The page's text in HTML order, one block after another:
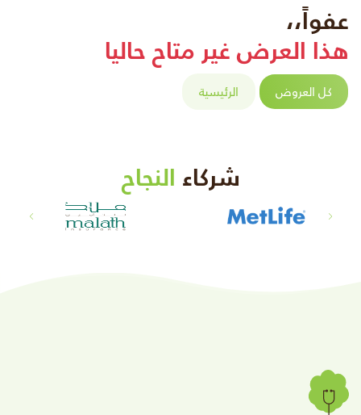
عفواً،،
هذا العرض غير متاح حاليا
كل العروض الرئيسية
شركاء النجاح